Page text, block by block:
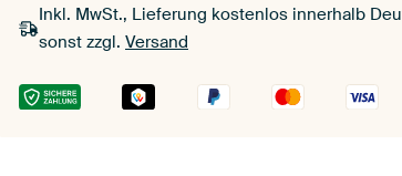
Inkl. MwSt., Lieferung kostenlos innerhalb
sonst zzgl. Versand